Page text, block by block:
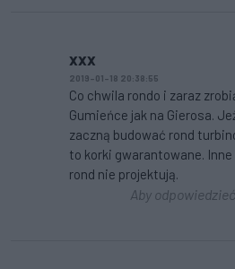
xxx
2019-01-18 20:38:55
Co chwila rondo i zaraz
Gumieńce jak na Gierosa.
zaczną budować rond
to korki gwarantowane.
rond nie projektują.
Aby